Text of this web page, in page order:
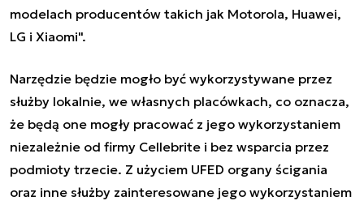
modelach producentów takich jak Motorola, Huawei,
LG i Xiaomi".
Narzędzie będzie mogło być wykorzystywane przez
służby lokalnie, we własnych placówkach, co oznacza,
że będą one mogły pracować z jego wykorzystaniem
niezależnie od firmy Cellebrite i bez wsparcia przez
podmioty trzecie. Z użyciem UFED organy ścigania
oraz inne służby zainteresowane jego wykorzystaniem